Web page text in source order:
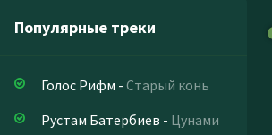
Популярные треки
Голос Рифм - Старый конь
Рустам Батербиев - Цунами